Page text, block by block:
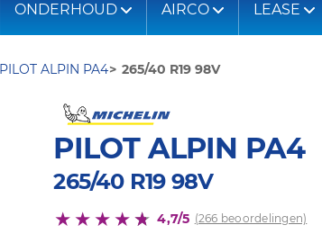
ONDERHOUD AIRCO LEASE
PILOT ALPIN PA4 265/40 R19 98V
PILOT ALPIN PA4
265/40 R19 98V
4,7/5 (266 beoordelingen)